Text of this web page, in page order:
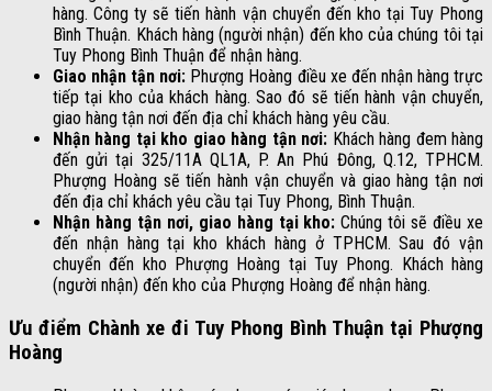
hàng. Công ty sẽ tiến hành vận chuyển đến kho tại Tuy Phong
Bình Thuận. Khách hàng (người nhận) đến kho của chúng tôi tại
Tuy Phong Bình Thuận để nhận hàng.
Giao nhận tận nơi: Phượng Hoàng điều xe đến nhận hàng trực
tiếp tại kho của khách hàng. Sao đó sẽ tiến hành vận chuyển,
giao hàng tận nơi đến địa chỉ khách hàng yêu cầu.
Nhận hàng tại kho giao hàng tận nơi: Khách hàng đem hàng
đến gửi tại 325/11A QL1A, P. An Phú Đông, Q.12, TPHCM.
Phượng Hoàng sẽ tiến hành vận chuyển và giao hàng tận nơi
đến địa chỉ khách yêu cầu tại Tuy Phong, Bình Thuận.
Nhận hàng tận nơi, giao hàng tại kho: Chúng tôi sẽ điều xe
đến nhận hàng tại kho khách hàng ở TPHCM. Sau đó vận
chuyển đến kho Phượng Hoàng tại Tuy Phong. Khách hàng
(người nhận) đến kho của Phượng Hoàng để nhận hàng.
Ưu điểm Chành xe đi Tuy Phong Bình Thuận tại Phượng
Hoàng